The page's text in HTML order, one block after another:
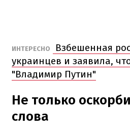
ИНТЕРЕСНО
Взбешенная
украинцев и заявила,
"Владимир Путин"
Не только
слова